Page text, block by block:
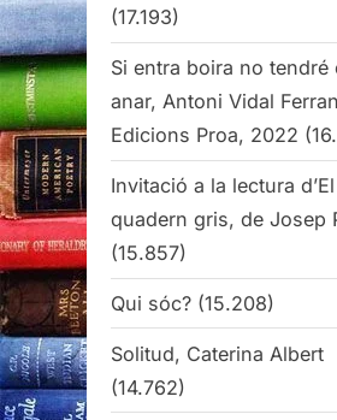
(17.193)
Si entra boira no tendré
anar, Antoni Vidal
Edicions Proa, 2022
Invitació a la lectura d’El
quadern gris, de Josep
(15.857)
Qui sóc? (15.208)
Solitud, Caterina Albert
(14.762)